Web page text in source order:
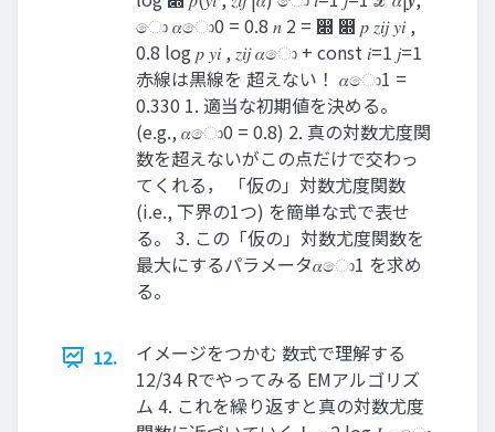
ො 𝛼ො0 = 0.8 𝑛 2 = ෍ ෍ 𝑝 𝑧𝑖𝑗 𝑦𝑖 ,
0.8 log 𝑝 𝑦𝑖 , 𝑧𝑖𝑗 𝛼ො + const 𝑖=1 𝑗=1
赤線は黒線を 超えない！ 𝛼ො1 =
0.330 1. 適当な初期値を決める。
(e.g., 𝛼ො0 = 0.8) 2. 真の対数尤度関
数を超えないがこの点だけで交わっ
てくれる， 「仮の」対数尤度関数
(i.e., 下界の1つ) を簡単な式で表せ
る。 3. この「仮の」対数尤度関数を
最大にするパラメータ𝛼ො1 を求め
る。
12.
イメージをつかむ 数式で理解する
12/34 Rでやってみる EMアルゴリズ
ム 4. これを繰り返すと真の対数尤度